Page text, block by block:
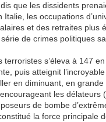
que les dissidents
Italie, les occupations
et des retraites plus
de crimes politiques
terroristes s’éleva à 147
puis atteignit
en diminuant, en
les délateurs
de bombe
la force principale